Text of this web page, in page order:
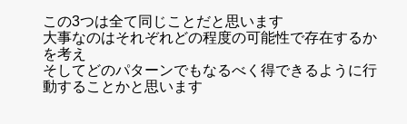
この3つは全て同じことだと思います
大事なのはそれぞれどの程度の可能性で存在するか
を考え
そしてどのパターンでもなるべく得できるように行
動することかと思います